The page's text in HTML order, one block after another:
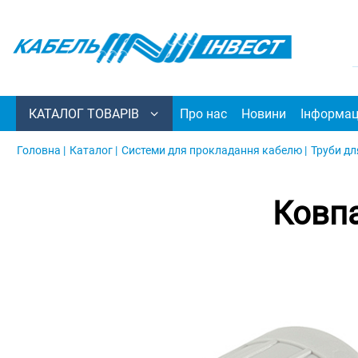
КАТАЛОГ ТОВАРІВ Про нас Новини
Головна | Каталог | Системи для прокладання кабелю | Труби